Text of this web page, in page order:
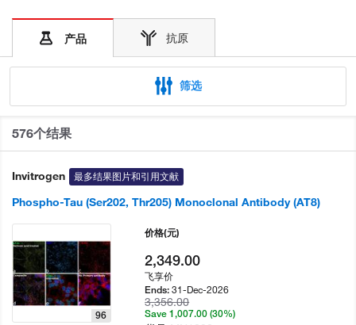
产品 抗原
筛选
576个结果
Invitrogen 最多结果图片和引用文献
Phospho-Tau (Ser202, Thr205) Monoclonal Antibody (AT8)
96
价格(元)
2,349.00
飞享价
Ends:31-Dec-2026
3,356.00
Save 1,007.00 (30%)